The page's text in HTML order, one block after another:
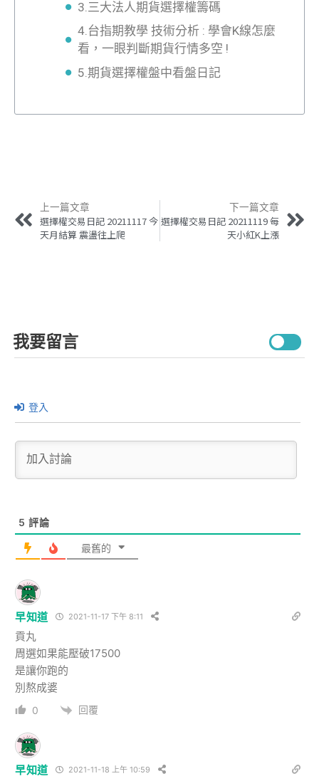
3.三大法人期貨選擇權籌碼
4.台指期教學 技術分析 : 學會K線怎麼
看，一眼判斷期貨行情多空 !
5.期貨選擇權盤中看盤日記
上一篇文章
選擇權交易日記 20211117 今
天月結算 震盪往上爬
下一篇文章
選擇權交易日記 20211119 每
天小紅K上漲
我要留言
登入
5 評論
最舊的
早知道 2021-11-17 下午 8:11
貢丸
周選如果能壓破17500
是讓你跑的
別熬成婆
0 回覆
早知道 2021-11-18 上午 10:59